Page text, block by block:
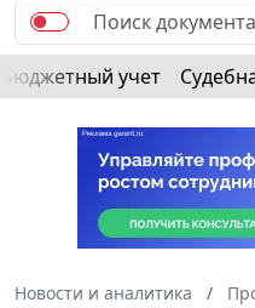
Бюджетный учет
Новости и аналитика